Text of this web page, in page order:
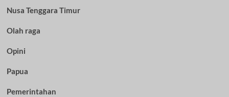
Nusa Tenggara Timur
Olah raga
Opini
Papua
Pemerintahan